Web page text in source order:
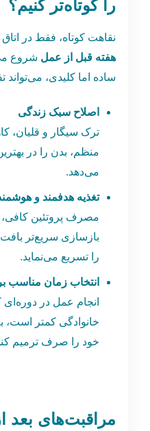
را کوتاه‌تر کنیم؟
نقاهت کوتاه، فقط در
هفته قبل از عمل شروع
ساده اما کلیدی،
اصلاح سبک زندگی
ترک سیگار و
منظم، بدن را در
می‌دهد.
تغذیه هدفمند و
بازسازی سریع‌تر
را تسریع می‌نماید.
انتخاب زمان مناسب
انجام عمل در
خانوادگی کمتر است،
خود را صرف ترمیم
مراقبت‌های بعد